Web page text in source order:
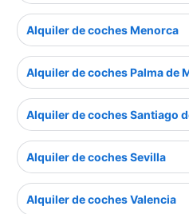
Alquiler de coches Menorca
Alquiler de coches Palma de
Alquiler de coches Santiago
Alquiler de coches Sevilla
Alquiler de coches Valencia